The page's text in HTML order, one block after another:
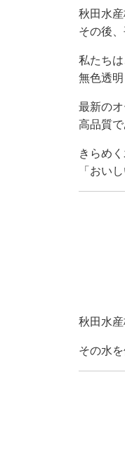
秋田水
その後
私たち
無色透
最新の
高品質
きらめ
「おい
秋田水
その水